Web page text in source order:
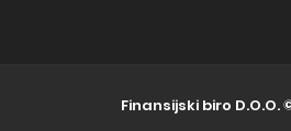
Finansijski biro D.O.O.